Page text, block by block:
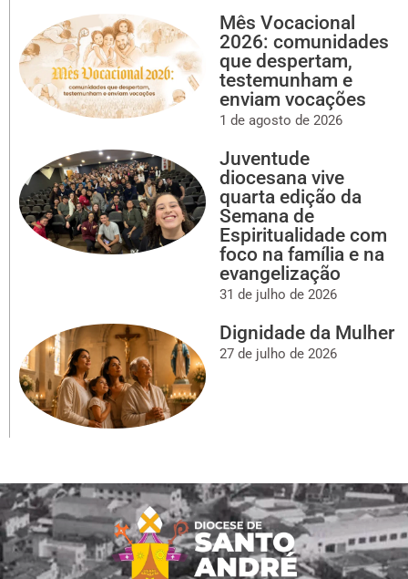
Mês Vocacional
2026: comunidades
que despertam,
testemunham e
enviam vocações
1 de agosto de 2026
Juventude
diocesana vive
quarta edição da
Semana de
Espiritualidade com
foco na família e na
evangelização
31 de julho de 2026
Dignidade da Mulher
27 de julho de 2026